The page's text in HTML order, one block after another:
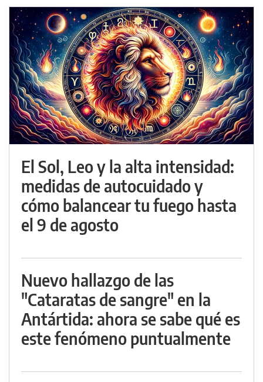
El Sol, Leo y la alta intensidad:
medidas de autocuidado y
cómo balancear tu fuego hasta
el 9 de agosto
Nuevo hallazgo de las
"Cataratas de sangre" en la
Antártida: ahora se sabe qué es
este fenómeno puntualmente